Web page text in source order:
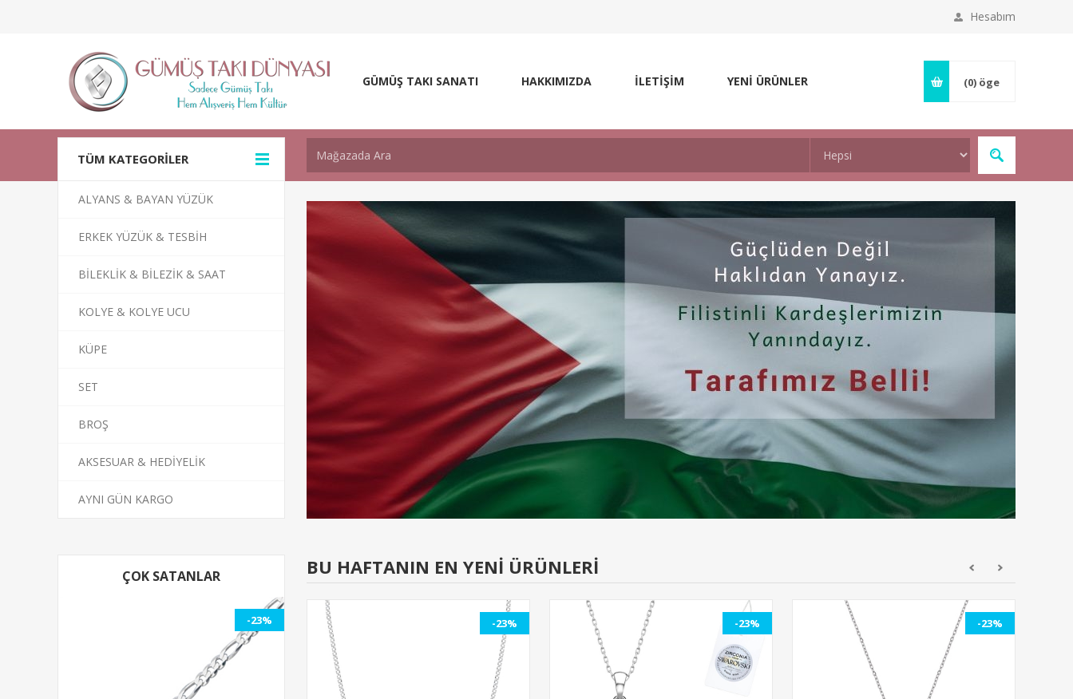
Hesabım
GÜMÜŞ TAKI SANATI HAKKIMIZDA İLETİŞİM YENİ ÜRÜNLER (0) öge
TÜM KATEGORİLER
ALYANS & BAYAN YÜZÜK
ERKEK YÜZÜK & TESBİH
BİLEKLİK & BİLEZİK & SAAT
KOLYE & KOLYE UCU
KÜPE
SET
BROŞ
AKSESUAR & HEDİYELİK
AYNI GÜN KARGO
ÇOK SATANLAR
-23%
BU HAFTANIN EN YENİ ÜRÜNLERİ
-23% -23% -23% -23%